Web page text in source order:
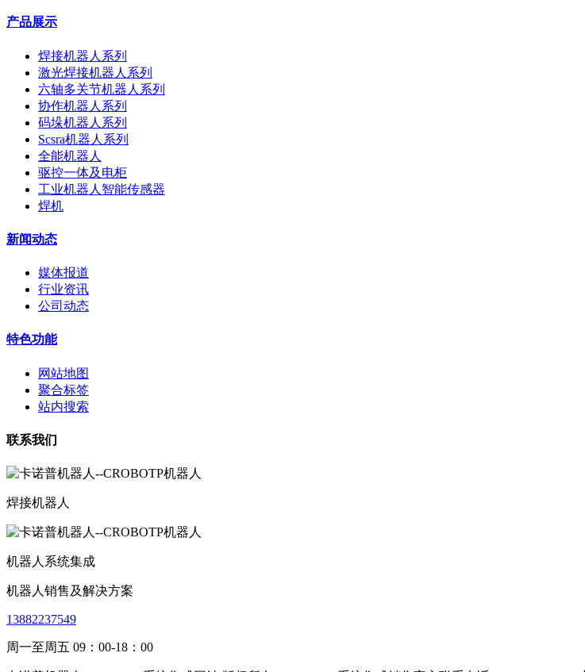
产品展示
焊接机器人系列
激光焊接机器人系列
六轴多关节机器人系列
协作机器人系列
码垛机器人系列
Scsra机器人系列
全能机器人
驱控一体及电柜
工业机器人智能传感器
焊机
新闻动态
媒体报道
行业资讯
公司动态
特色功能
网站地图
聚合标签
站内搜索
联系我们
焊接机器人
机器人系统集成
机器人销售及解决方案
13882237549
周一至周五 09：00-18：00